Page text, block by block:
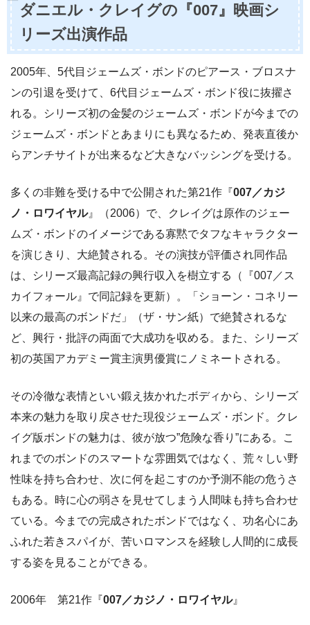
ダニエル・クレイグの『007』映画シ
リーズ出演作品
2005年、5代目ジェームズ・ボンドのピアース・ブロスナ
ンの引退を受けて、6代目ジェームズ・ボンド役に抜擢さ
れる。シリーズ初の金髪のジェームズ・ボンドが今までの
ジェームズ・ボンドとあまりにも異なるため、発表直後か
らアンチサイトが出来るなど大きなバッシングを受ける。
多くの非難を受ける中で公開された第21作『007／カジ
ノ・ロワイヤル』（2006）で、クレイグは原作のジェー
ムズ・ボンドのイメージである寡黙でタフなキャラクター
を演じきり、大絶賛される。その演技が評価され同作品
は、シリーズ最高記録の興行収入を樹立する（『007／ス
カイフォール』で同記録を更新）。「ショーン・コネリー
以来の最高のボンドだ」（ザ・サン紙）で絶賛されるな
ど、興行・批評の両面で大成功を収める。また、シリーズ
初の英国アカデミー賞主演男優賞にノミネートされる。
その冷徹な表情といい鍛え抜かれたボディから、シリーズ
本来の魅力を取り戻させた現役ジェームズ・ボンド。クレ
イグ版ボンドの魅力は、彼が放つ”危険な香り”にある。こ
れまでのボンドのスマートな雰囲気ではなく、荒々しい野
性味を持ち合わせ、次に何を起こすのか予測不能の危うさ
もある。時に心の弱さを見せてしまう人間味も持ち合わせ
ている。今までの完成されたボンドではなく、功名心にあ
ふれた若きスパイが、苦いロマンスを経験し人間的に成長
する姿を見ることができる。
2006年 第21作『007／カジノ・ロワイヤル』